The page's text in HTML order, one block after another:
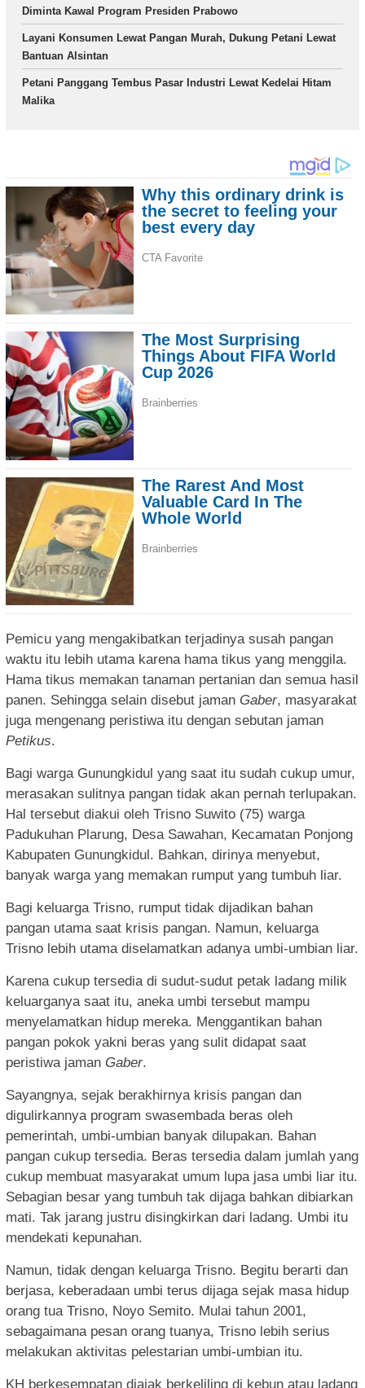
Diminta Kawal Program Presiden Prabowo
Layani Konsumen Lewat Pangan Murah, Dukung Petani Lewat
Bantuan Alsintan
Petani Panggang Tembus Pasar Industri Lewat Kedelai Hitam
Malika
Pemicu yang mengakibatkan terjadinya susah pangan
waktu itu lebih utama karena hama tikus yang menggila.
Hama tikus memakan tanaman pertanian dan semua hasil
panen. Sehingga selain disebut jaman Gaber, masyarakat
juga mengenang peristiwa itu dengan sebutan jaman
Petikus.
Bagi warga Gunungkidul yang saat itu sudah cukup umur,
merasakan sulitnya pangan tidak akan pernah terlupakan.
Hal tersebut diakui oleh Trisno Suwito (75) warga
Padukuhan Plarung, Desa Sawahan, Kecamatan Ponjong
Kabupaten Gunungkidul. Bahkan, dirinya menyebut,
banyak warga yang memakan rumput yang tumbuh liar.
Bagi keluarga Trisno, rumput tidak dijadikan bahan
pangan utama saat krisis pangan. Namun, keluarga
Trisno lebih utama diselamatkan adanya umbi-umbian liar.
Karena cukup tersedia di sudut-sudut petak ladang milik
keluarganya saat itu, aneka umbi tersebut mampu
menyelamatkan hidup mereka. Menggantikan bahan
pangan pokok yakni beras yang sulit didapat saat
peristiwa jaman Gaber.
Sayangnya, sejak berakhirnya krisis pangan dan
digulirkannya program swasembada beras oleh
pemerintah, umbi-umbian banyak dilupakan. Bahan
pangan cukup tersedia. Beras tersedia dalam jumlah yang
cukup membuat masyarakat umum lupa jasa umbi liar itu.
Sebagian besar yang tumbuh tak dijaga bahkan dibiarkan
mati. Tak jarang justru disingkirkan dari ladang. Umbi itu
mendekati kepunahan.
Namun, tidak dengan keluarga Trisno. Begitu berarti dan
berjasa, keberadaan umbi terus dijaga sejak masa hidup
orang tua Trisno, Noyo Semito. Mulai tahun 2001,
sebagaimana pesan orang tuanya, Trisno lebih serius
melakukan aktivitas pelestarian umbi-umbian itu.
KH berkesempatan diajak berkeliling di kebun atau ladang